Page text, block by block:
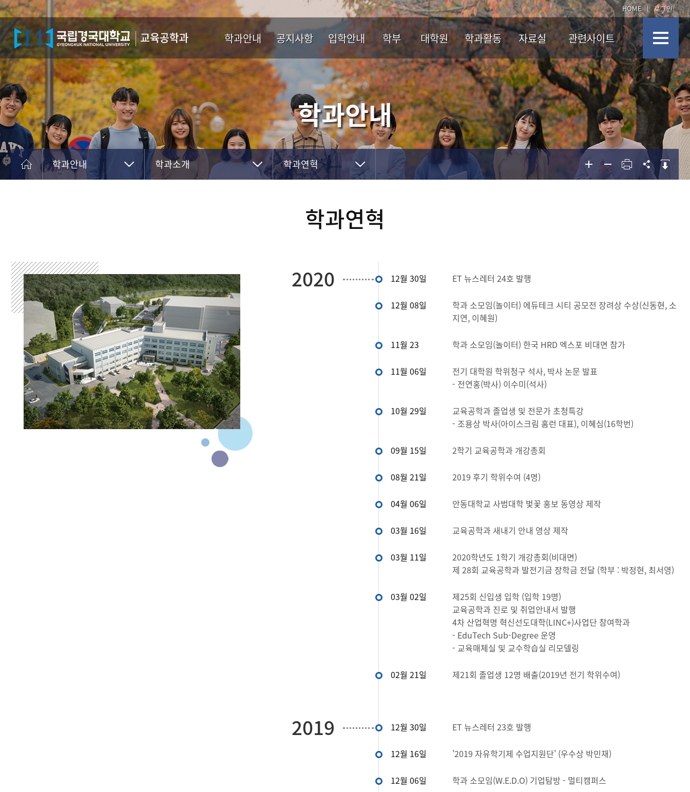
HOME 로그인
학과안내
학과장인사말
학과소개
교수소개
찾아오시는 길
공지사항
학부 공지사항
대학원 공지사항
취업정보 공지사항
입학안내
입학안내
학부
학년별 목표
교육과정 안내
졸업규정 및 기준
장학제도
대학원
일반대학원
교육대학원
학과활동
학생회 소개
소모임 소개
교육공학과 학술제
뉴스레터
동문회 소식
포토갤러리
자료실
자료실
관련사이트
교내기관
교외기간
교내기관
교외기간
학과안내
학과안내
대학원
학과활동
자료실
관련사이트
부가정보
학과소개 학과연혁
졸업 후 진로학과연혁
2020 12월 30일 ET 뉴스레터 24호 발행
12월 08일
학과 소모임(놀이터) 에듀테크 시티 공모전 장려상 수상(신동현, 소
지연, 이혜원)
11월 23 학과 소모임(놀이터) 한국 HRD 엑스포 비대면 참가
11월 06일
전기 대학원 학위청구 석사, 박사 논문 발표
- 전연홍(박사) 이수미(석사)
10월 29일
교육공학과 졸업생 및 전문가 초청특강
- 조용상 박사(아이스크림 홈런 대표), 이혜심(16학번)
09월 15일 2학기 교육공학과 개강총회
08월 21일 2019 후기 학위수여 (4명)
04월 06일 안동대학교 사범대학 벛꽃 홍보 동영상 제작
03월 16일 교육공학과 새내기 안내 영상 제작
03월 11일
2020학년도 1학기 개강총회(비대면)
제 28회 교육공학과 발전기금 장학금 전달 (학부 : 박정현, 최서영)
03월 02일
제25회 신입생 입학 (입학 19명)
교육공학과 진로 및 취업안내서 발행
4차 산업혁명 혁신선도대학(LINC+)사업단 참여학과
- EduTech Sub-Degree 운영
- 교육매체실 및 교수학습실 리모델링
02월 21일 제21회 졸업생 12명 배출(2019년 전기 학위수여)
2019 12월 30일 ET 뉴스레터 23호 발행
12월 16일 '2019 자유학기제 수업지원단' (우수상 박민재)
12월 06일 학과 소모임(W.E.D.O) 기업탐방 - 멀티캠퍼스